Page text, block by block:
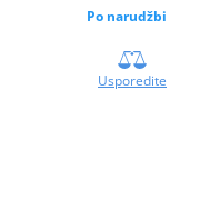
Po narudžbi
Usporedite